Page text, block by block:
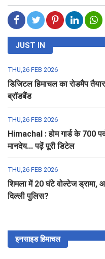
JUST IN
THU,26 FEB 2026
डिजिटल हिमाचल का रोडमैप
ब्रॉडबैंड
THU,26 FEB 2026
Himachal : होम गार्ड के 700
मानदेय... पढ़ें पूरी डिटेल
THU,26 FEB 2026
शिमला में 20 घंटे वोल्टेज ड्रामा,
दिल्ली पुलिस?
इनसाइड हिमाचल